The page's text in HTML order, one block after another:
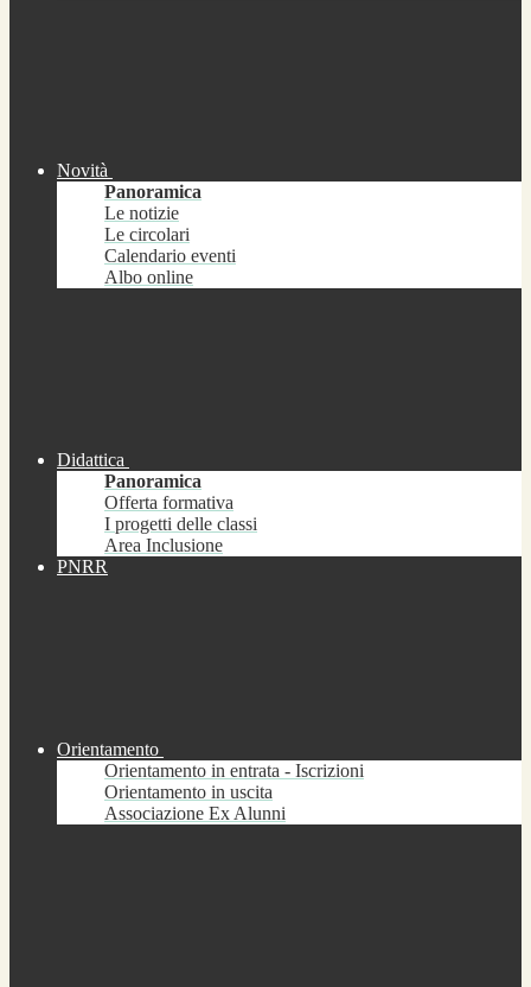
Novità
Panoramica
Le notizie
Le circolari
Calendario eventi
Albo online
Didattica
Panoramica
Offerta formativa
I progetti delle classi
Area Inclusione
PNRR
Orientamento
Orientamento in entrata - Iscrizioni
Orientamento in uscita
Associazione Ex Alunni